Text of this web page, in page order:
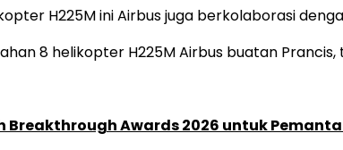
H225M ini Airbus juga berkolaborasi
8 helikopter H225M Airbus buatan
Breakthrough Awards 2026 untuk